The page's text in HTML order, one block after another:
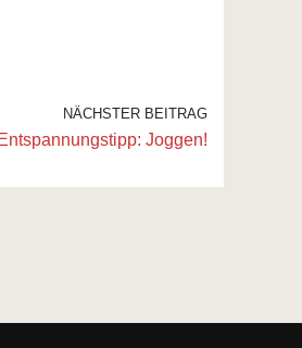
NÄCHSTER BEITRAG
Entspannungstipp: Joggen!